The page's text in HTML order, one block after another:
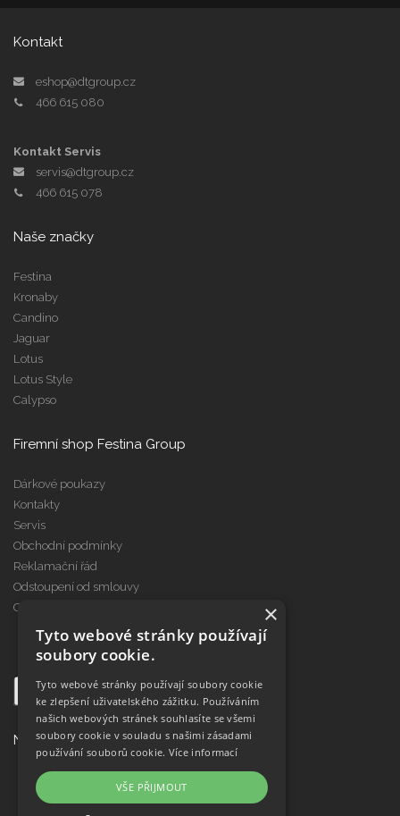
Kontakt
eshop@dtgroup.cz
466 615 080
Kontakt Servis
servis@dtgroup.cz
466 615 078
Naše značky
Festina
Kronaby
Candino
Jaguar
Lotus
Lotus Style
Calypso
Firemní shop Festina Group
Dárkové poukazy
Kontakty
Servis
Obchodní podmínky
Reklamační řád
Odstoupení od smlouvy
Cookies
Najdete nás na
×
Tyto webové stránky používají
soubory cookie.
Tyto webové stránky používají soubory cookie
ke zlepšení uživatelského zážitku. Používáním
našich webových stránek souhlasíte se všemi
soubory cookie v souladu s našimi zásadami
používání souborů cookie. Více informací
VŠE PŘIJMOUT